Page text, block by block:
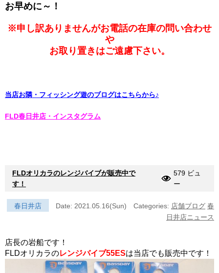
お早めに～！
※申し訳ありませんがお電話の在庫の問い合わせ
や
お取り置きはご遠慮下さい。
当店お隣・フィッシング遊のブログはこちらから♪
FLD春日井店・インスタグラム
FLDオリカラのレンジバイブが販売中で
す！
579 ビュ
ー
春日井店 Date: 2021.05.16(Sun) Categories: 店舗ブログ 春
日井店ニュース
店長の岩船です！
FLDオリカラのレンジバイブ55ESは当店でも販売中です！